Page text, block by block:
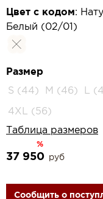
Цвет с кодом:
Белый (02/01)
Размер
S (44)
M (46) L
4XL (56)
Таблица размеров
%
37 950 руб
Сообщить о